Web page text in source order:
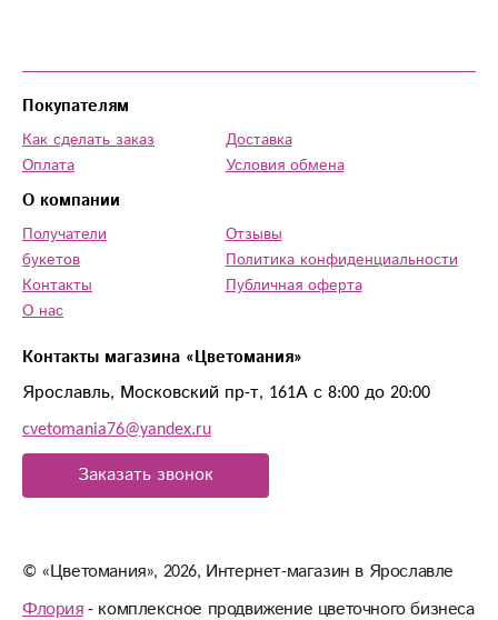
Контакты магазина «Цветомания»
Ярославль, Московский пр-т, 161А с 8:00 до 20:00
cvetomania76@yandex.ru
Заказать звонок
Покупателям
Как сделать заказ
Оплата
Доставка
Условия обмена
О компании
Получатели
букетов
Контакты
О нас
Отзывы
Политика конфиденциальности
Публичная оферта
© «Цветомания», 2026, Интернет-магазин в Ярославле
Флория- комплексное продвижение цветочного бизнеса